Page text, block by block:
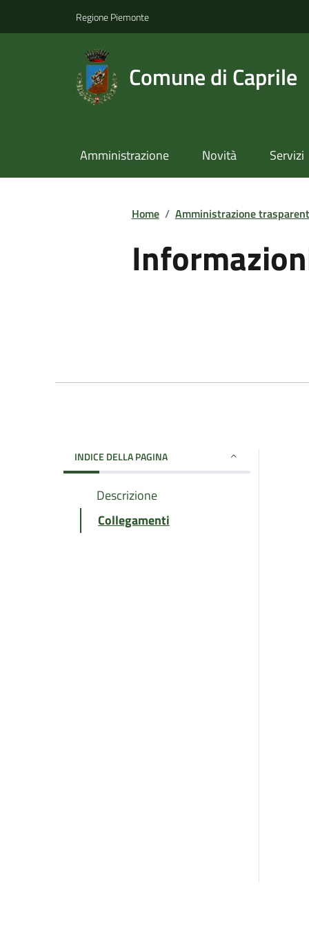
Regione Piemonte
Comune di Caprile
Amministrazione Novità Servizi
Home / Amministrazione
INDICE DELLA PAGINA
Descrizione
Collegamenti